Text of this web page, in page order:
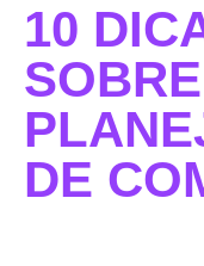
10
SOBRE
DE